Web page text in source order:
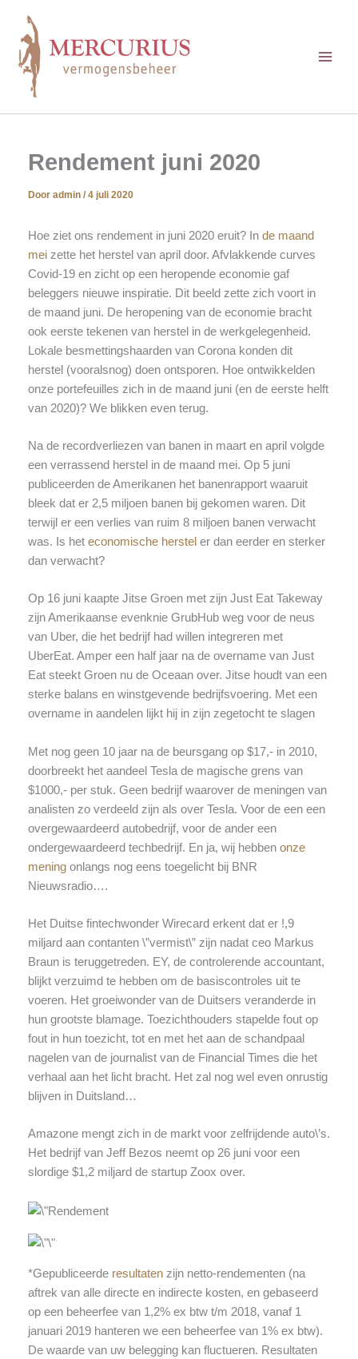
inhoud
Rendement juni 2020
Door admin / 4 juli 2020
Hoe ziet ons rendement in juni 2020 eruit? In de maand
mei zette het herstel van april door. Afvlakkende curves
Covid-19 en zicht op een heropende economie gaf
beleggers nieuwe inspiratie. Dit beeld zette zich voort in
de maand juni. De heropening van de economie bracht
ook eerste tekenen van herstel in de werkgelegenheid.
Lokale besmettingshaarden van Corona konden dit
herstel (vooralsnog) doen ontsporen. Hoe ontwikkelden
onze portefeuilles zich in de maand juni (en de eerste helft
van 2020)? We blikken even terug.
Na de recordverliezen van banen in maart en april volgde
een verrassend herstel in de maand mei. Op 5 juni
publiceerden de Amerikanen het banenrapport waaruit
bleek dat er 2,5 miljoen banen bij gekomen waren. Dit
terwijl er een verlies van ruim 8 miljoen banen verwacht
was. Is het economische herstel er dan eerder en sterker
dan verwacht?
Op 16 juni kaapte Jitse Groen met zijn Just Eat Takeway
zijn Amerikaanse evenknie GrubHub weg voor de neus
van Uber, die het bedrijf had willen integreren met
UberEat. Amper een half jaar na de overname van Just
Eat steekt Groen nu de Oceaan over. Jitse houdt van een
sterke balans en winstgevende bedrijfsvoering. Met een
overname in aandelen lijkt hij in zijn zegetocht te slagen
Met nog geen 10 jaar na de beursgang op $17,- in 2010,
doorbreekt het aandeel Tesla de magische grens van
$1000,- per stuk. Geen bedrijf waarover de meningen van
analisten zo verdeeld zijn als over Tesla. Voor de een een
overgewaardeerd autobedrijf, voor de ander een
ondergewaardeerd techbedrijf. En ja, wij hebben onze
meningonlangs nog eens toegelicht bij BNR
Nieuwsradio….
Het Duitse fintechwonder Wirecard erkent dat er !,9
miljard aan contanten \”vermist\” zijn nadat ceo Markus
Braun is teruggetreden. EY, de controlerende accountant,
blijkt verzuimd te hebben om de basiscontroles uit te
voeren. Het groeiwonder van de Duitsers veranderde in
hun grootste blamage. Toezichthouders stapelde fout op
fout in hun toezicht, tot en met het aan de schandpaal
nagelen van de journalist van de Financial Times die het
verhaal aan het licht bracht. Het zal nog wel even onrustig
blijven in Duitsland…
Amazone mengt zich in de markt voor zelfrijdende auto\’s.
Het bedrijf van Jeff Bezos neemt op 26 juni voor een
slordige $1,2 miljard de startup Zoox over.
*Gepubliceerde resultatenzijn netto-rendementen (na
aftrek van alle directe en indirecte kosten, en gebaseerd
op een beheerfee van 1,2% ex btw t/m 2018, vanaf 1
januari 2019 hanteren we een beheerfee van 1% ex btw).
De waarde van uw belegging kan fluctueren. Resultaten